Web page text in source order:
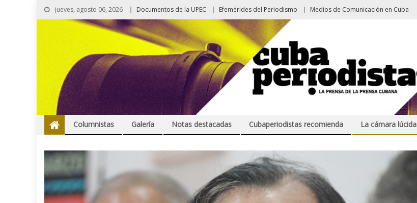
jueves, agosto 06, 2026 Documentos de la UPEC Efemérides del Periodismo Medios de Comunicación en Cuba
Columnistas Galería Notas destacadas Cubaperiodistas recomienda La cámara lúcida